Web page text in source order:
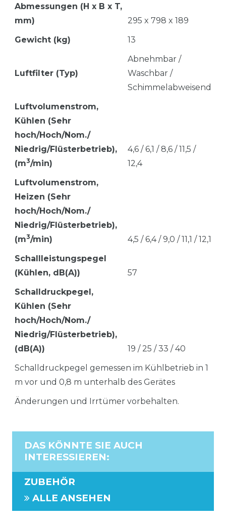
Abmessungen (H x B x T,
mm)
295 x 798 x 189
Gewicht (kg)
13
Luftfilter (Typ)
Abnehmbar /
Waschbar /
Schimmelabweisend
Luftvolumenstrom,
Kühlen (Sehr
hoch/Hoch/Nom./
Niedrig/Flüsterbetrieb),
(m3/min)
4,6 / 6,1 / 8,6 / 11,5 /
12,4
Luftvolumenstrom,
Heizen (Sehr
hoch/Hoch/Nom./
Niedrig/Flüsterbetrieb),
(m3/min)
4,5 / 6,4 / 9,0 / 11,1 / 12,1
Schallleistungspegel
(Kühlen, dB(A))
57
Schalldruckpegel,
Kühlen (Sehr
hoch/Hoch/Nom./
Niedrig/Flüsterbetrieb),
(dB(A))
19 / 25 / 33 / 40
Schalldruckpegel gemessen im Kühlbetrieb in 1
m vor und 0,8 m unterhalb des Gerätes
Änderungen und Irrtümer vorbehalten.
DAS KÖNNTE SIE AUCH
INTERESSIEREN:
ZUBEHÖR
ALLE ANSEHEN